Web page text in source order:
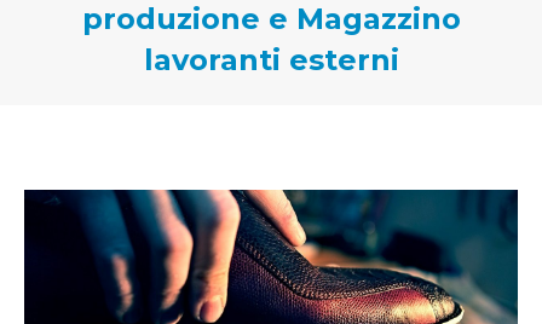
produzione e Magazzino
lavoranti esterni